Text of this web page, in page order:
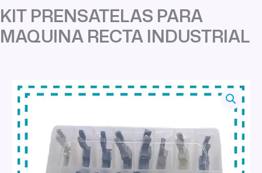
KIT PRENSATELAS PARA
MAQUINA RECTA INDUSTRIAL